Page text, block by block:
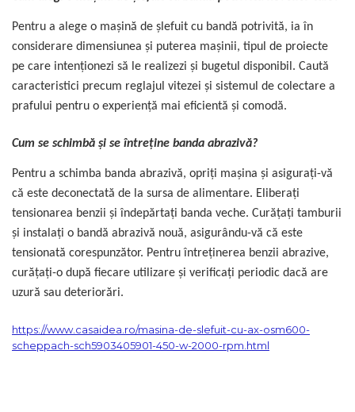
Pentru a alege o mașină de șlefuit cu bandă potrivită, ia în
considerare dimensiunea și puterea mașinii, tipul de proiecte
pe care intenționezi să le realizezi și bugetul disponibil. Caută
caracteristici precum reglajul vitezei și sistemul de colectare a
prafului pentru o experiență mai eficientă și comodă.
Cum se schimbă și se întreține banda abrazivă?
Pentru a schimba banda abrazivă, opriți mașina și asigurați-vă
că este deconectată de la sursa de alimentare. Eliberați
tensionarea benzii și îndepărtați banda veche. Curățați tamburii
și instalați o bandă abrazivă nouă, asigurându-vă că este
tensionată corespunzător. Pentru întreținerea benzii abrazive,
curățați-o după fiecare utilizare și verificați periodic dacă are
uzură sau deteriorări.
https://www.casaidea.ro/masina-de-slefuit-cu-ax-osm600-
scheppach-sch5903405901-450-w-2000-rpm.html